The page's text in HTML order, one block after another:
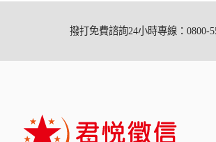
撥打免費諮詢24小時專線：0800-